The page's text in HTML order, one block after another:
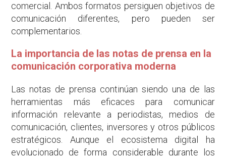
comercial. Ambos formatos persiguen objetivos de
comunicación diferentes, pero pueden ser
complementarios.
La importancia de las notas de prensa en la
comunicación corporativa moderna
Las notas de prensa continúan siendo una de las
herramientas más eficaces para comunicar
información relevante a periodistas, medios de
comunicación, clientes, inversores y otros públicos
estratégicos. Aunque el ecosistema digital ha
evolucionado de forma considerable durante los